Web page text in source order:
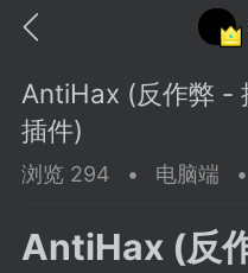
中文社区
AntiHax (反作弊 -
插件)
浏览 294 • 电脑端 •
AntiHax (反